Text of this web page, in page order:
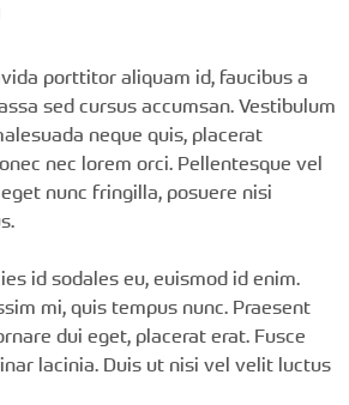
porttitor aliquam id, faucibus a
sed cursus accumsan. Vestibulum
neque quis, placerat
nec lorem orci. Pellentesque vel
nunc fringilla, posuere nisi
id sodales eu, euismod id enim.
mi, quis tempus nunc. Praesent
dui eget, placerat erat. Fusce
lacinia. Duis ut nisi vel velit luctus